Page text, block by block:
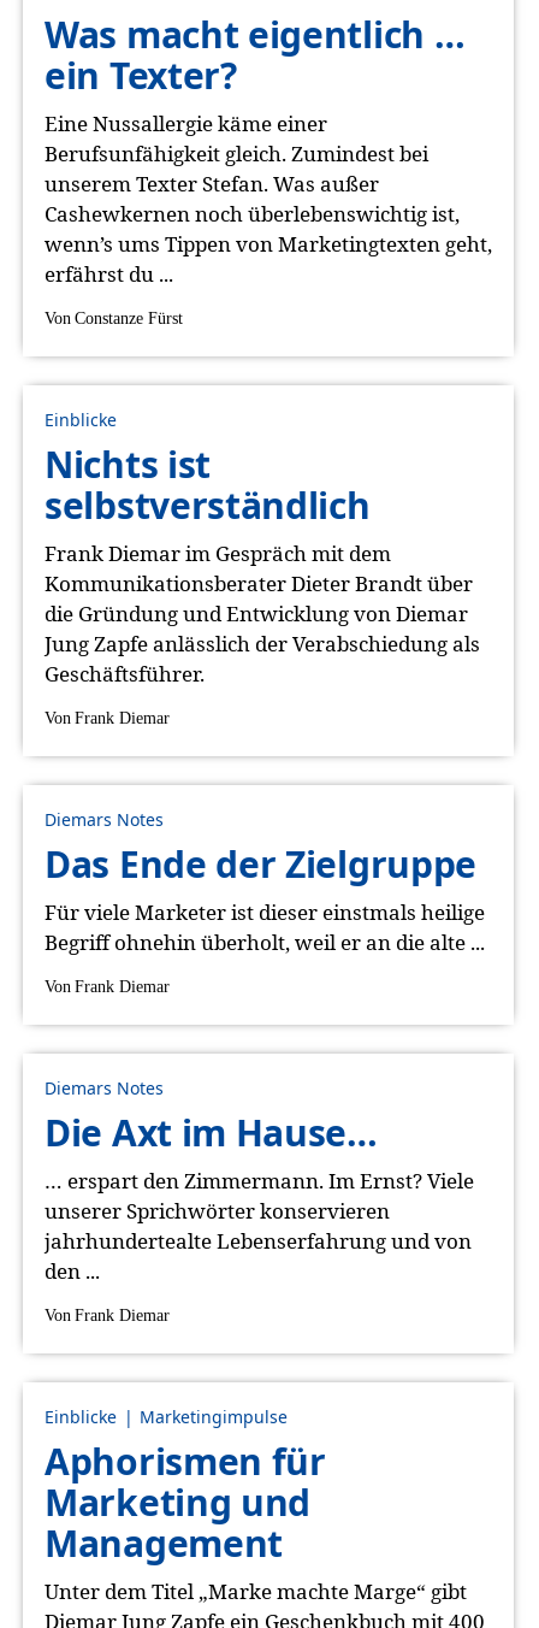
Was macht eigentlich …
ein Texter?
Eine Nussallergie käme einer
Berufsunfähigkeit gleich. Zumindest bei
unserem Texter Stefan. Was außer
Cashewkernen noch überlebenswichtig ist,
wenn’s ums Tippen von Marketingtexten geht,
erfährst du ...
Von Constanze Fürst
Einblicke
Nichts ist
selbstverständlich
Frank Diemar im Gespräch mit dem
Kommunikationsberater Dieter Brandt über
die Gründung und Entwicklung von Diemar
Jung Zapfe anlässlich der Verabschiedung als
Geschäftsführer.
Von Frank Diemar
Diemars Notes
Das Ende der Zielgruppe
Für viele Marketer ist dieser einstmals heilige
Begriff ohnehin überholt, weil er an die alte ...
Von Frank Diemar
Diemars Notes
Die Axt im Hause…
… erspart den Zimmermann. Im Ernst? Viele
unserer Sprichwörter konservieren
jahrhundertealte Lebenserfahrung und von
den ...
Von Frank Diemar
Einblicke Marketingimpulse
Aphorismen für
Marketing und
Management
Unter dem Titel „Marke machte Marge“ gibt
Diemar Jung Zapfe ein Geschenkbuch mit 400